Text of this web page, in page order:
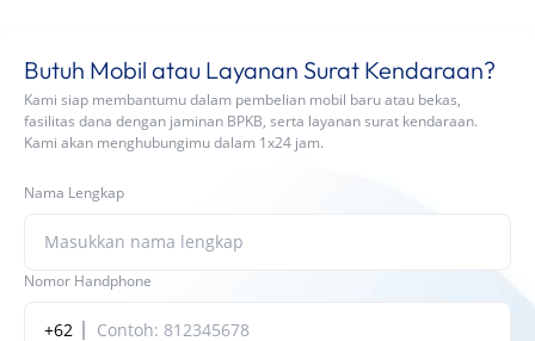
Butuh Mobil atau Layanan Surat Kendaraan?
Kami siap membantumu dalam pembelian mobil baru atau bekas,
fasilitas dana dengan jaminan BPKB, serta layanan surat kendaraan.
Kami akan menghubungimu dalam 1x24 jam.
Nama Lengkap
Nomor Handphone
+62